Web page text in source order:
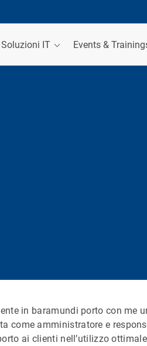
Soluzioni IT Events &
in baramundi porto con me
come amministratore e
ai clienti nell’utilizzo